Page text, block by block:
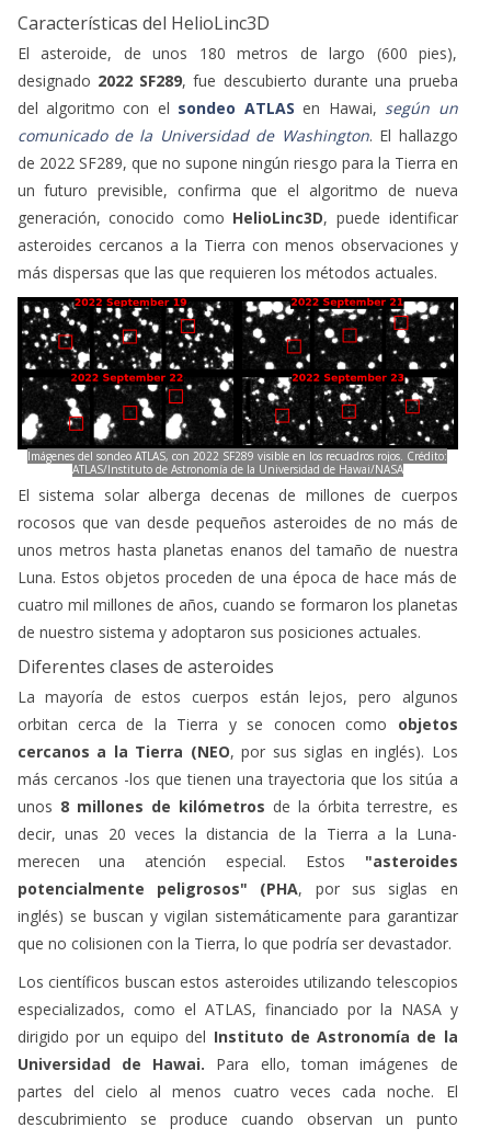
Características del HelioLinc3D
El asteroide, de unos 180 metros de largo (600 pies),
designado 2022 SF289, fue descubierto durante una prueba
del algoritmo con el sondeo ATLAS en Hawai, según un
comunicado de la Universidad de Washington. El hallazgo
de 2022 SF289, que no supone ningún riesgo para la Tierra en
un futuro previsible, confirma que el algoritmo de nueva
generación, conocido como HelioLinc3D, puede identificar
asteroides cercanos a la Tierra con menos observaciones y
más dispersas que las que requieren los métodos actuales.
Imágenes del sondeo ATLAS, con 2022 SF289 visible en los recuadros rojos. Crédito:
ATLAS/Instituto de Astronomía de la Universidad de Hawai/NASA
El sistema solar alberga decenas de millones de cuerpos
rocosos que van desde pequeños asteroides de no más de
unos metros hasta planetas enanos del tamaño de nuestra
Luna. Estos objetos proceden de una época de hace más de
cuatro mil millones de años, cuando se formaron los planetas
de nuestro sistema y adoptaron sus posiciones actuales.
Diferentes clases de asteroides
La mayoría de estos cuerpos están lejos, pero algunos
orbitan cerca de la Tierra y se conocen como objetos
cercanos a la Tierra (NEO, por sus siglas en inglés). Los
más cercanos -los que tienen una trayectoria que los sitúa a
unos 8 millones de kilómetros de la órbita terrestre, es
decir, unas 20 veces la distancia de la Tierra a la Luna-
merecen una atención especial. Estos "asteroides
potencialmente peligrosos"
(PHA, por sus siglas en
inglés) se buscan y vigilan sistemáticamente para garantizar
que no colisionen con la Tierra, lo que podría ser devastador.
Los científicos buscan estos asteroides utilizando telescopios
especializados, como el ATLAS, financiado por la NASA y
dirigido por un equipo del Instituto de Astronomía de la
Universidad de Hawai. Para ello, toman imágenes de
partes del cielo al menos cuatro veces cada noche. El
descubrimiento se produce cuando observan un punto